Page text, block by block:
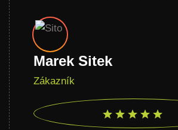
Marek Sitek
Zákazník